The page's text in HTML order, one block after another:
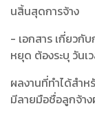
นสิ้นสุดการจ้าง
- เอกสาร เกี่ยวกั
หยุด ต้องระบุ วันเ
ผลงานที่ทำได้สำห
มีลายมือชื่อลูกจ้าง